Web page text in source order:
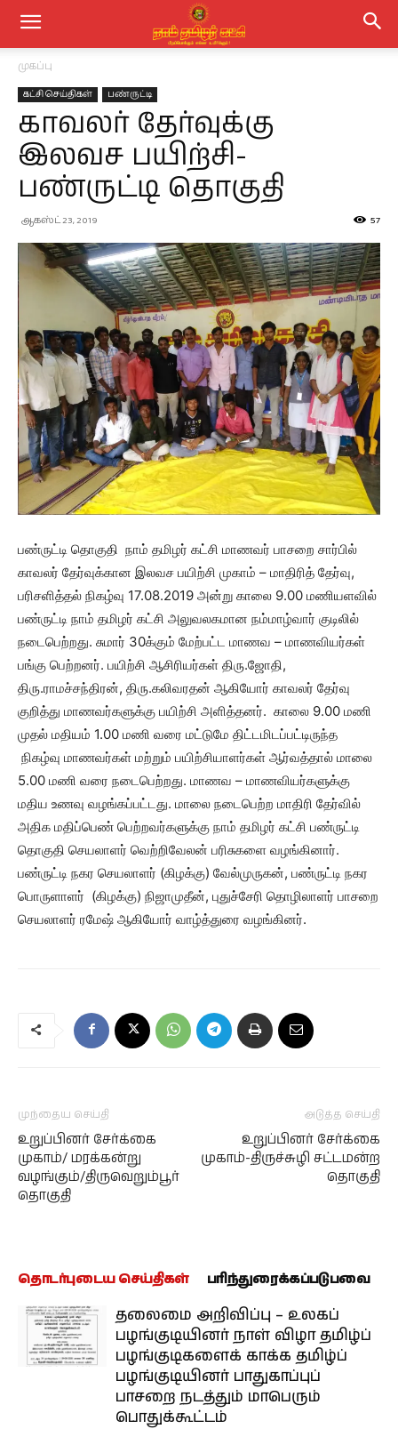
முகப்பு
கட்சி செய்திகள் பண்ருட்டி
காவலர் தேர்வுக்கு
இலவச பயிற்சி-
பண்ருட்டி தொகுதி
ஆகஸ்ட் 23, 2019 57
பண்ருட்டி தொகுதி நாம் தமிழர் கட்சி மாணவர் பாசறை சார்பில்
காவலர் தேர்வுக்கான இலவச பயிற்சி முகாம் – மாதிரித் தேர்வு,
பரிசளித்தல் நிகழ்வு 17.08.2019 அன்று காலை 9.00 மணியளவில்
பண்ருட்டி நாம் தமிழர் கட்சி அலுவலகமான நம்மாழ்வார் குடிலில்
நடைபெற்றது. சுமார் 30க்கும் மேற்பட்ட மாணவ – மாணவியர்கள்
பங்கு பெற்றனர். பயிற்சி ஆசிரியர்கள் திரு.ஜோதி,
திரு.ராமச்சந்திரன், திரு.கலிவரதன் ஆகியோர் காவலர் தேர்வு
குறித்து மாணவர்களுக்கு பயிற்சி அளித்தனர். காலை 9.00 மணி
முதல் மதியம் 1.00 மணி வரை மட்டுமே திட்டமிடப்பட்டிருந்த
நிகழ்வு மாணவர்கள் மற்றும் பயிற்சியாளர்கள் ஆர்வத்தால் மாலை
5.00 மணி வரை நடைபெற்றது. மாணவ – மாணவியர்களுக்கு
மதிய உணவு வழங்கப்பட்டது. மாலை நடைபெற்ற மாதிரி தேர்வில்
அதிக மதிப்பெண் பெற்றவர்களுக்கு நாம் தமிழர் கட்சி பண்ருட்டி
தொகுதி செயலாளர் வெற்றிவேலன் பரிசுகளை வழங்கினார்.
பண்ருட்டி நகர செயலாளர் (கிழக்கு) வேல்முருகன், பண்ருட்டி நகர
பொருளாளர் (கிழக்கு) நிஜாமுதீன், புதுச்சேரி தொழிலாளர் பாசறை
செயலாளர் ரமேஷ் ஆகியோர் வாழ்த்துரை வழங்கினர்.
முந்தைய செய்தி
உறுப்பினர் சேர்க்கை
முகாம்/ மரக்கன்று
வழங்கும்/திருவெறும்பூர்
தொகுதி
அடுத்த செய்தி
உறுப்பினர் சேர்க்கை
முகாம்-திருச்சுழி சட்டமன்ற
தொகுதி
தொடர்புடைய செய்திகள் பரிந்துரைக்கப்படுபவை
தலைமை அறிவிப்பு – உலகப்
பழங்குடியினர் நாள் விழா தமிழ்ப்
பழங்குடிகளைக் காக்க தமிழ்ப்
பழங்குடியினர் பாதுகாப்புப்
பாசறை நடத்தும் மாபெரும்
பொதுக்கூட்டம்